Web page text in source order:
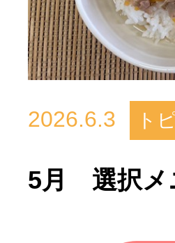
2026.6.3 ト
5月 選択メ